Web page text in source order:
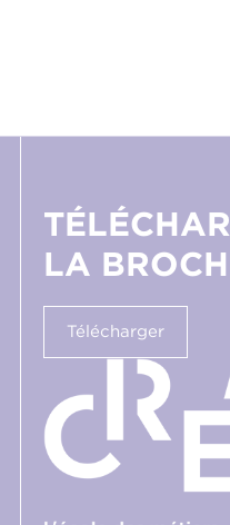
LA
Télécharger